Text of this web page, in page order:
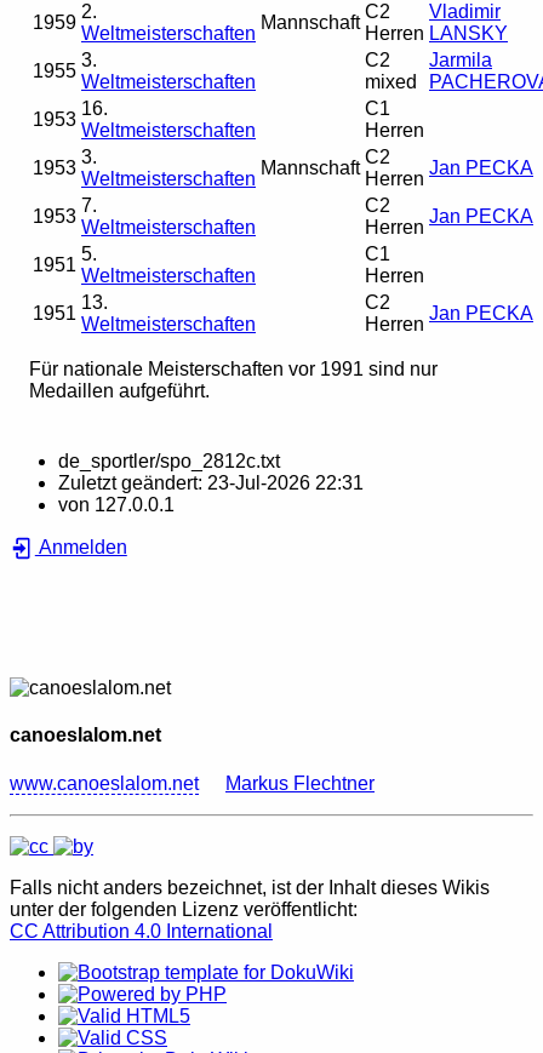
1959
2.
Weltmeisterschaften
Mannschaft
C2
Herren
Vladimir
LANSKY
1955
3.
Weltmeisterschaften
C2
mixed
Jarmila
1953
16.
Weltmeisterschaften
C1
Herren
1953
3.
Weltmeisterschaften
Mannschaft
C2
Herren
Jan PECKA
1953
7.
Weltmeisterschaften
C2
Herren
Jan PECKA
1951
5.
Weltmeisterschaften
C1
Herren
1951
13.
Weltmeisterschaften
C2
Herren
Jan PECKA
Für nationale Meisterschaften vor 1991 sind nur
Medaillen aufgeführt.
de_sportler/spo_2812c.txt
Zuletzt geändert: 23-Jul-2026 22:31
von 127.0.0.1
Anmelden
canoeslalom.net
www.canoeslalom.net Markus Flechtner
Falls nicht anders bezeichnet, ist der Inhalt dieses Wikis
unter der folgenden Lizenz veröffentlicht:
CC Attribution 4.0 International